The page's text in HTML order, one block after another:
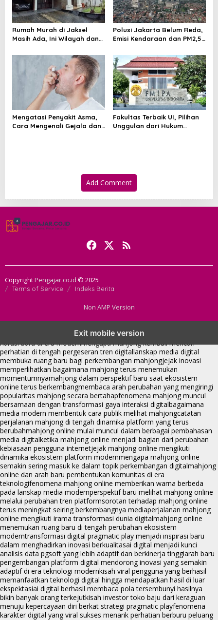
Rumah Murah di Jaksel
Masih Ada, Ini Wilayah dan
Polusi Jakarta Belum Reda,
Emisi Kendaraan dan PM2,5
Mengatasi Penyakit Asma,
Cara Mengenali Gejala dan
Fakultas Terbaik UI, Pilihan
Unggulan dari Hukum
Add Comment
CopyrightPengajar.co.id © 2025
Terms of Service Indeks Berita
Non AMP Version
Exit mobile version
dari komunitas hingga platform mahjong membangun
narasi baru di era modernmengapa mahjong kembali mencuri
perhatian di tengah pergeseran tren digitallanskap media digital
membuka ruang baru bagi perkembangan mahjongjejak inovasi
memperlihatkan bagaimana mahjong terus menemukan
momentumnyamahjong dalam perspektif baru saat ekosistem
online terus berkembangmembaca arah perubahan yang mengiringi
popularitas mahjong secara bertahapfenomena mahjong muncul
bersamaan dengan transformasi gaya interaksi digitalbagaimana
media modern membentuk cara publik melihat mahjongcatatan
perjalanan mahjong di tengah dinamika platform yang terus
berubahmahjong online mulai muncul dalam berbagai pembahasan
media digitalketika mahjong online menjadi bagian dari perubahan
kebiasaan pengguna internetjejak mahjong online mengikuti
dinamika ekosistem platform modernmengapa mahjong online
semakin sering masuk ke dalam topik perkembangan digitalmahjong
online dan arah baru pembentukan komunitas di era
teknologifenomena mahjong online memberikan warna berbeda
pada lanskap media modernperspektif baru melihat mahjong online
melalui perubahan tren platformsorotan terhadap mahjong online
terus meningkat seiring berkembangnya mediaperjalanan mahjong
online mengikuti irama transformasi dunia digitalmahjong online
menemukan ruang baru di tengah perubahan ekosistem
moderntransformasi digital pragmatic play menjadi inspirasi baru
dalam menghadirkan inovasi berkualitasai digital menjadi kunci
analisis data pgsoft yang lebih adaptif dan berkinerja tinggiarah baru
pengembangan platform digital mendorong inovasi yang semakin
adaptif di era teknologi modernkisah viral pengguna yang berhasil
memanfaatkan teknologi digital hingga mendapatkan hasil di luar
ekspektasiai digital berhasil membaca pola tersembunyi hasilnya
bikin banyak orang terkejutkisah investor toko baju dari keraguan
menuju kepercayaan diri berkat strategi pragmatic playfenomena
karakter digital yang viral sukses menarik perhatian berburu peluang